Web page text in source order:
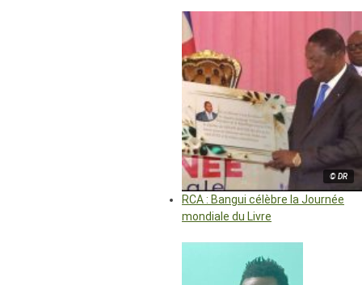
© DR
RCA : Bangui célèbre la Journée
mondiale du Livre